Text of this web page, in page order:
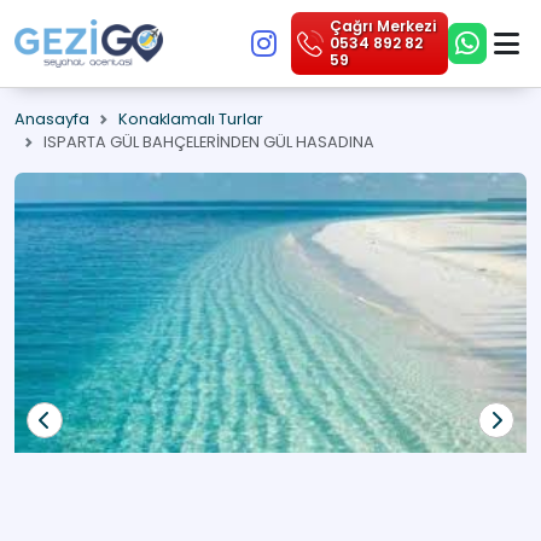
Çağrı Merkezi
0534 892 82
59
Anasayfa
Konaklamalı Turlar
ISPARTA GÜL BAHÇELERİNDEN GÜL HASADINA